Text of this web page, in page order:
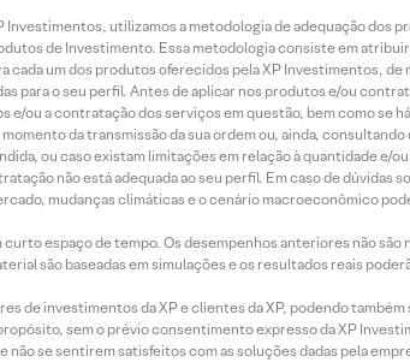
utilizamos a metodologia de adequação dos
de Investimento. Essa metodologia consiste em
cada um dos produtos oferecidos pela XP Investimentos, de
para o seu perfil. Antes de aplicar nos produtos e/ou
ou a contratação dos serviços em questão, bem como se
da transmissão da sua ordem ou, ainda, consultando
ou caso existam limitações em relação à quantidade e/
não está adequada ao seu perfil. Em caso de dúvidas
mudanças climáticas e o cenário macroeconômico
espaço de tempo. Os desempenhos anteriores não são
são baseadas em simulações e os resultados reais
de investimentos da XP e clientes da XP, podendo também
sem o prévio consentimento expresso da XP
se sentirem satisfeitos com as soluções dadas pela